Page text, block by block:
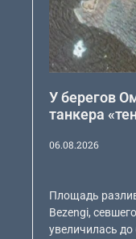
У берегов
танкера
06.08.2026
Площадь
Bezengi,
увеличилась